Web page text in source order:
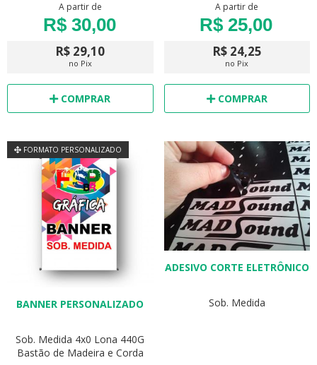
A partir de
R$ 30,00
R$ 29,10
no Pix
COMPRAR
A partir de
R$ 25,00
R$ 24,25
no Pix
COMPRAR
FORMATO PERSONALIZADO
BANNER PERSONALIZADO
Sob. Medida 4x0 Lona 440G
Bastão de Madeira e Corda
ADESIVO CORTE ELETRÔNICO
Sob. Medida